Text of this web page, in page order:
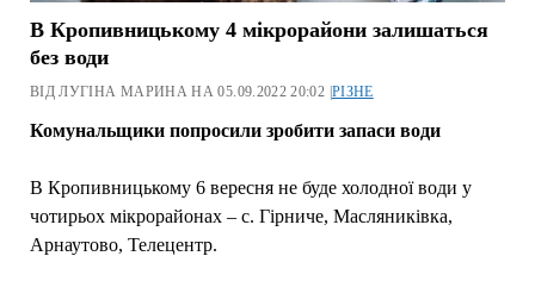
В Кропивницькому 4 мікрорайони залишаться
без води
ВІД ЛУГІНА МАРИНА НА 05.09.2022 20:02 | РІЗНЕ
Комунальщики попросили зробити запаси води
В Кропивницькому 6 вересня не буде холодної води у
чотирьох мікрорайонах – с. Гірниче, Масляниківка,
Арнаутово, Телецентр.